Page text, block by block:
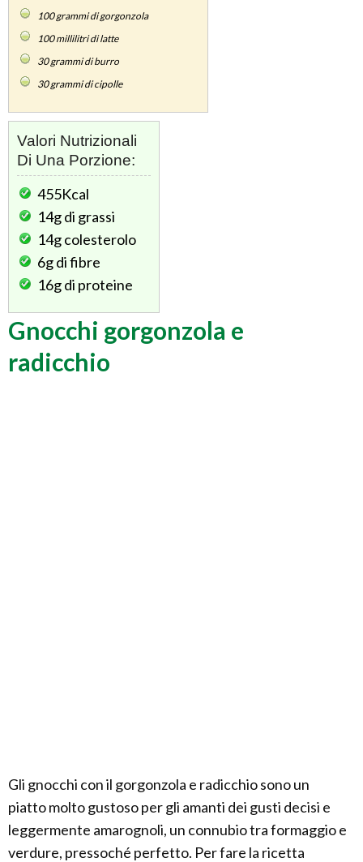
100grammi di gorgonzola
100millilitri di latte
30grammi di burro
30grammi di cipolle
Valori Nutrizionali
Di Una Porzione:
455Kcal
14gdi grassi
14gcolesterolo
6gdi fibre
16gdi proteine
Gnocchi gorgonzola e
radicchio
Gli gnocchi con il gorgonzola e radicchio sono un
piatto molto gustoso per gli amanti dei gusti decisi e
leggermente amarognoli, un connubio tra formaggio e
verdure, pressoché perfetto. Per fare la ricetta